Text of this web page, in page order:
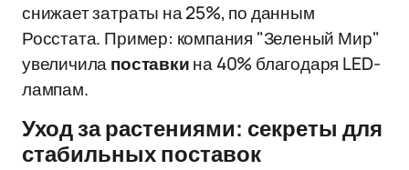
снижает затраты на 25%, по данным
Росстата. Пример: компания "Зеленый Мир"
увеличилапоставкина 40% благодаря LED-
лампам.
Уход за растениями: секреты для
стабильных поставок